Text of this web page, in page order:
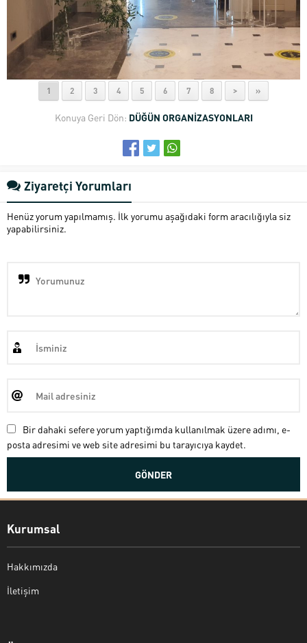
1 2 3 4 5 6 7 8 > »
Konuya Geri Dön: DÜĞÜN ORGANİZASYONLARI
Ziyaretçi Yorumları
Henüz yorum yapılmamış. İlk yorumu aşağıdaki form aracılığıyla siz
yapabilirsiniz.
Bir dahaki sefere yorum yaptığımda kullanılmak üzere adımı, e-
posta adresimi ve web site adresimi bu tarayıcıya kaydet.
Kurumsal
Hakkımızda
İletişim